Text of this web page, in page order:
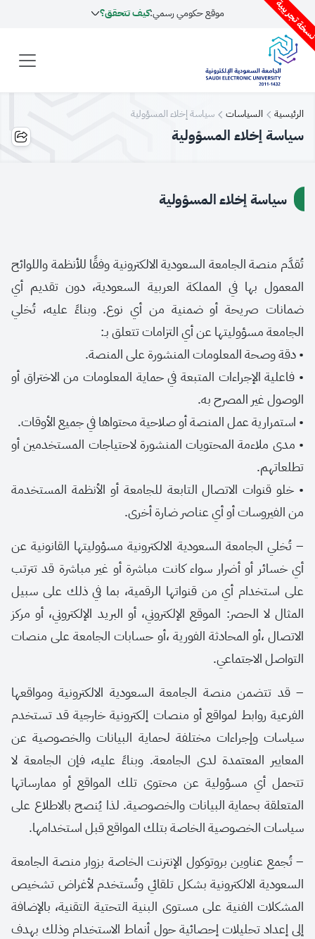
تجريبية موقع حكومي رسمي:كيف تتحقق؟
الرئيسية السياسات سياسة إخلاء المسؤولية
سياسة إخلاء المسؤولية
سياسة إخلاء المسؤولية
تُقدَّم منصة الجامعة السعودية الالكترونية وفقًا للأنظمة واللوائح
المعمول بها في المملكة العربية السعودية، دون تقديم أي
ضمانات صريحة أو ضمنية من أي نوع. وبناءً عليه، تُخلي
الجامعة مسؤوليتها عن أي التزامات تتعلق بـ:
•دقة وصحة المعلومات المنشورة على المنصة.
• فاعلية الإجراءات المتبعة في حماية المعلومات من الاختراق أو
الوصول غير المصرح به.
• استمرارية عمل المنصة أو صلاحية محتواها في جميع الأوقات.
• مدى ملاءمة المحتويات المنشورة لاحتياجات المستخدمين أو
تطلعاتهم.
• خلو قنوات الاتصال التابعة للجامعة أو الأنظمة المستخدمة
من الفيروسات أو أي عناصر ضارة أخرى.
–تُخلي الجامعة السعودية الالكترونية مسؤوليتها القانونية عن
أي خسائر أو أضرار سواء كانت مباشرة أو غير مباشرة قد تترتب
على استخدام أي من قنواتها الرقمية، بما في ذلك على سبيل
المثال لا الحصر: الموقع الإلكتروني، أو البريد الإلكتروني، أو مركز
الاتصال ،أو المحادثة الفورية ،أو حسابات الجامعة على منصات
التواصل الاجتماعي.
–قد تتضمن منصة الجامعة السعودية الالكترونية ومواقعها
الفرعية روابط لمواقع أو منصات إلكترونية خارجية قد تستخدم
سياسات وإجراءات مختلفة لحماية البيانات والخصوصية عن
المعايير المعتمدة لدى الجامعة. وبناءً عليه، فإن الجامعة لا
تتحمل أي مسؤولية عن محتوى تلك المواقع أو ممارساتها
المتعلقة بحماية البيانات والخصوصية. لذا يُنصح بالاطلاع على
سياسات الخصوصية الخاصة بتلك المواقع قبل استخدامها.
–تُجمع عناوين بروتوكول الإنترنت الخاصة بزوار منصة الجامعة
السعودية الالكترونية بشكل تلقائي وتُستخدم لأغراض تشخيص
المشكلات الفنية على مستوى البنية التحتية التقنية، بالإضافة
إلى إعداد تحليلات إحصائية حول أنماط الاستخدام وذلك بهدف